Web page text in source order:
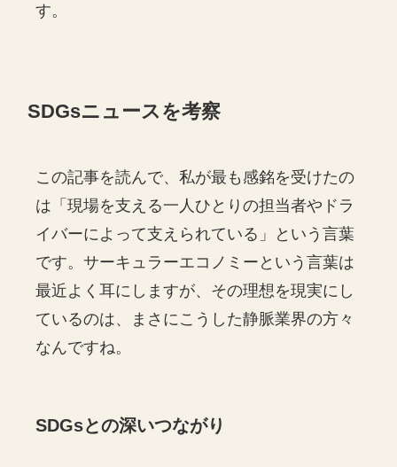
す。
SDGsニュースを考察
この記事を読んで、私が最も感銘を受けたの
は「現場を支える一人ひとりの担当者やドラ
イバーによって支えられている」という言葉
です。サーキュラーエコノミーという言葉は
最近よく耳にしますが、その理想を現実にし
ているのは、まさにこうした静脈業界の方々
なんですね。
SDGsとの深いつながり